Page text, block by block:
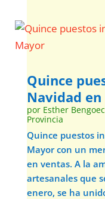
Quince
Navidad
por Esther
Provincia
Quince puestos
Mayor con un
en ventas. A la
artesanales que
enero, se ha